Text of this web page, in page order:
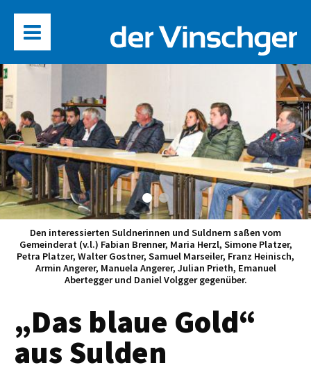
Den interessierten Suldnerinnen und Suldnern saßen vom
Gemeinderat (v.l.) Fabian Brenner, Maria Herzl, Simone Platzer,
Petra Platzer, Walter Gostner, Samuel Marseiler, Franz Heinisch,
Armin Angerer, Manuela Angerer, Julian Prieth, Emanuel
Abertegger und Daniel Volgger gegenüber.
„Das blaue Gold“
aus Sulden